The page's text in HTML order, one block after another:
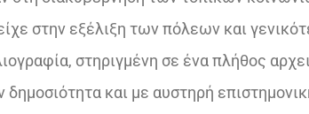
στην εξέλιξη των πόλεων και
στηριγμένη σε ένα πλήθος
και με αυστηρή